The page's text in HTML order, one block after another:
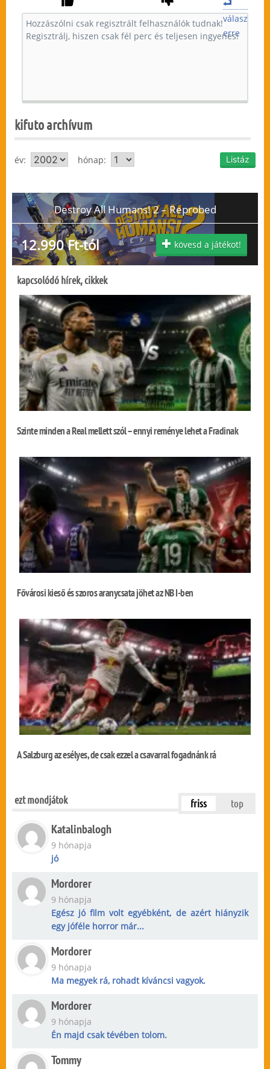
válasz
erre
kifuto archívum
év: hónap:
Destroy All Humans! 2 – Reprobed
12.990 Ft-tól kövesd a játékot!
kapcsolódó hírek, cikkek
Szinte minden a Real mellett szól – ennyi reménye lehet a Fradinak
Fővárosi kieső és szoros aranycsata jöhet az NB I-ben
A Salzburg az esélyes, de csak ezzel a csavarral fogadnánk rá
ezt mondjátok friss top
Katalinbalogh
9 hónapja
jó
Mordorer
9 hónapja
Egész jó film volt egyébként, de azért hiányzik
egy jóféle horror már...
Mordorer
9 hónapja
Ma megyek rá, rohadt kíváncsi vagyok.
Mordorer
9 hónapja
Én majd csak tévében tolom.
Tommy